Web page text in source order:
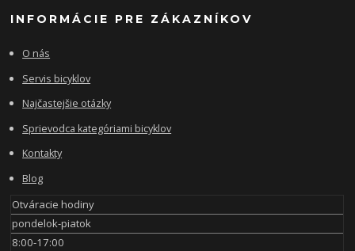
INFORMÁCIE PRE ZÁKAZNÍKOV
O nás
Servis bicyklov
Najčastejšie otázky
Sprievodca kategóriami bicyklov
Kontakty
Blog
Otváracie hodiny
pondelok-piatok
8:00-17:00